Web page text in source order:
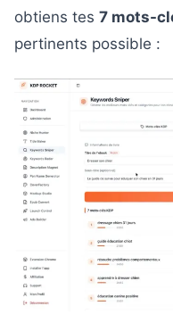
obtiens tes 7 mots-
pertinents possible :